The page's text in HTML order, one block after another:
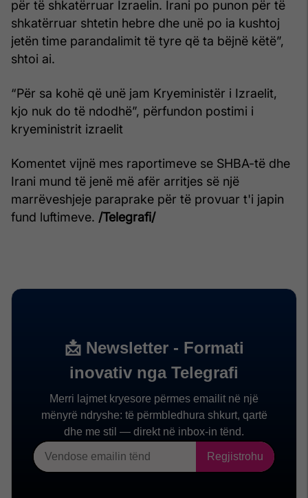
për të shkatërruar Izraelin. Irani po punon për të
shkatërruar shtetin hebre dhe unë po ia kushtoj
jetën time parandalimit të tyre që ta bëjnë këtë”,
shtoi ai.
“Për sa kohë që unë jam Kryeministër i Izraelit,
kjo nuk do të ndodhë”, përfundon postimi i
kryeministrit izraelit
Komentet vijnë mes raportimeve se SHBA-të dhe
Irani mund të jenë më afër arritjes së një
marrëveshjeje paraprake për të provuar t'i japin
fund luftimeve. /Telegrafi/